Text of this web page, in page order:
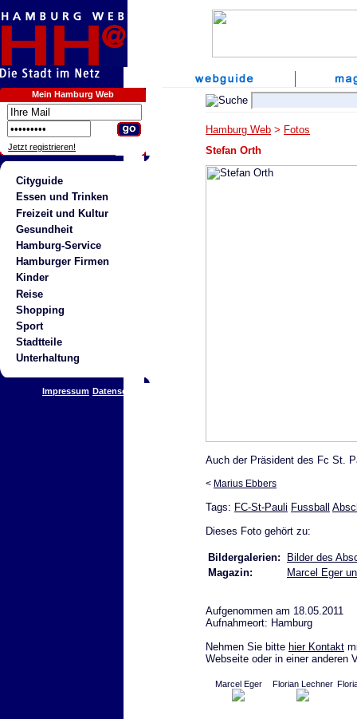
Mein Hamburg Web
Jetzt registrieren!
Cityguide
Essen und Trinken
Freizeit und Kultur
Gesundheit
Hamburg-Service
Hamburger Firmen
Kinder
Reise
Shopping
Sport
Stadtteile
Unterhaltung
Impressum Datenschutz
Hamburg Web > Fotos
Stefan Orth
Auch der Präsident des Fc St.
< Marius Ebbers
Tags: FC-St-Pauli Fussball
Dieses Foto gehört zu:
Bildergalerien:
Bilder des
Magazin:
Marcel Eger
Aufgenommen am 18.05.2011
Aufnahmeort: Hamburg
Nehmen Sie bitte hier Kontakt
Webseite oder in einer anderen
Marcel Eger Florian Lechner